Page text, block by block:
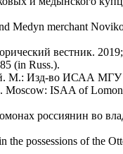
Medyn merchant
вестник.
(in Russ.).
М.: Изд-во ИСАА
Moscow: ISAA of
россиянин во
the possessions of the